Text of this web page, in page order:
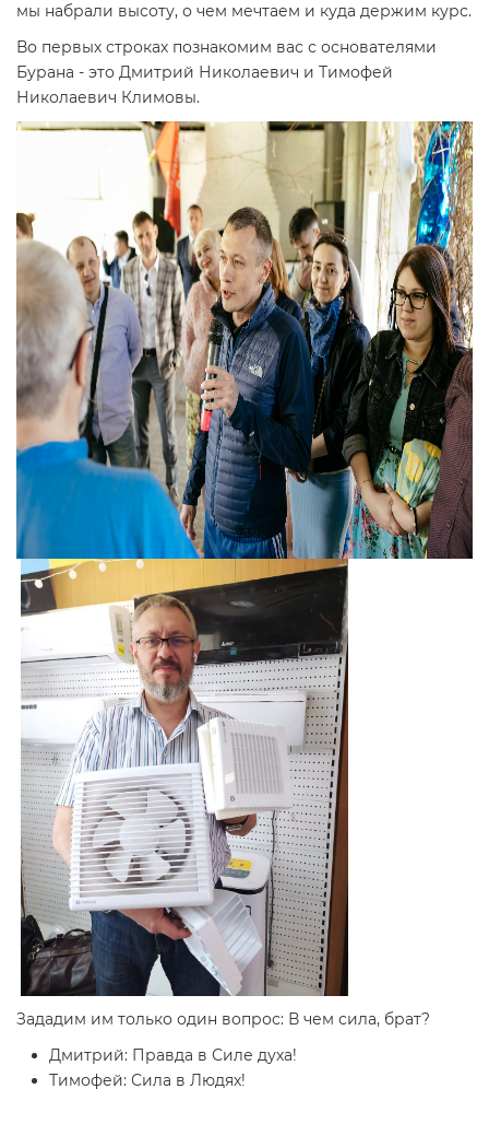
мы набрали высоту, о чем мечтаем и куда держим курс.
Во первых строках познакомим вас с основателями
Бурана - это Дмитрий Николаевич и Тимофей
Николаевич Климовы.
Зададим им только один вопрос: В чем сила, брат?
Дмитрий: Правда в Силе духа!
Тимофей: Сила в Людях!